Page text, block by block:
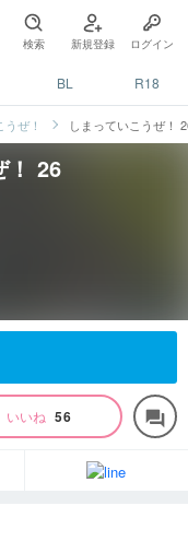
検索 新規登録 ログイン
BL R18
ぜ！ しまっていこうぜ！
！ 26
いいね 56 forum